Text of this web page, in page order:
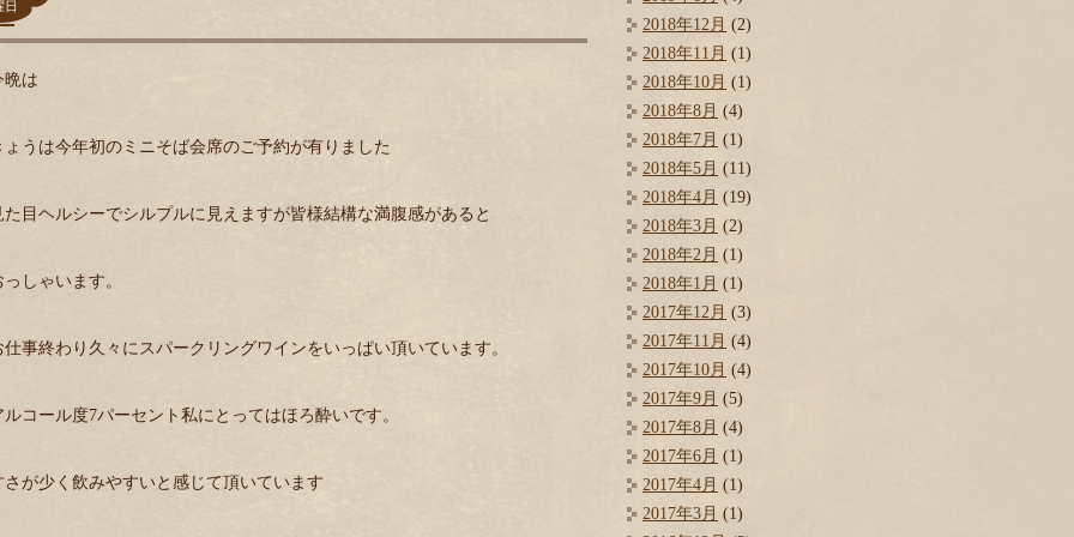
日
晩は
ょうは今年初のミニそば会席のご予約が有りました
た目ヘルシーでシルプルに見えますが皆様結構な満腹感があると
っしゃいます。
仕事終わり久々にスパークリングワインをいっぱい頂いています。
ルコール度7パーセント私にとってはほろ酔いです。
さが少く飲みやすいと感じて頂いています
2018年12月 (2)
2018年11月 (1)
2018年10月 (1)
2018年8月 (4)
2018年7月 (1)
2018年5月 (11)
2018年4月 (19)
2018年3月 (2)
2018年2月 (1)
2018年1月 (1)
2017年12月 (3)
2017年11月 (4)
2017年10月 (4)
2017年9月 (5)
2017年8月 (4)
2017年6月 (1)
2017年4月 (1)
2017年3月 (1)